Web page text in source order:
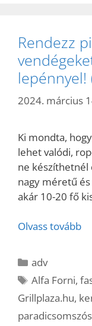
Rendezz
lepénnyel!
2024. március
Ki mondta,
lehet valódi,
ne készíthetnél
nagy méretű
akár 10-20 fő
Olvass tovább
Kategória
adv
Címkék
Alfa Forni,
Grillplaza.hu,